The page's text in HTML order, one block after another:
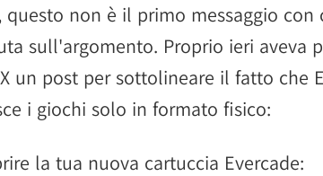
questo non è il primo messaggio con
sull'argomento. Proprio ieri aveva
un post per sottolineare il fatto che
i giochi solo in formato fisico:
la tua nuova cartuccia Evercade: